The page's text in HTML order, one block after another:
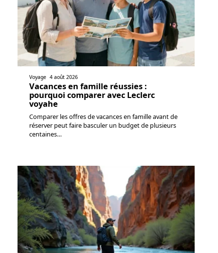
Voyage 4 août 2026
Vacances en famille réussies :
pourquoi comparer avec Leclerc
voyahe
Comparer les offres de vacances en famille avant de
réserver peut faire basculer un budget de plusieurs
centaines…